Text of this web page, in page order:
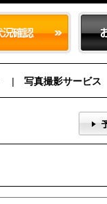
写真撮影サービス